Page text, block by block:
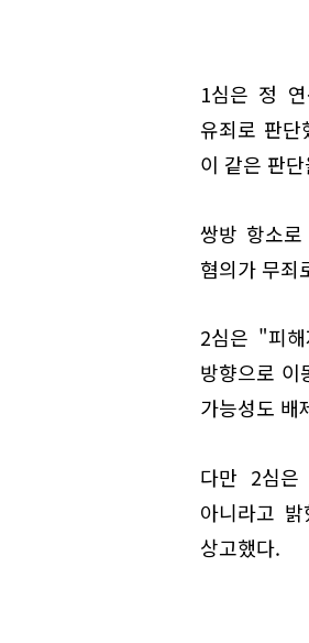
1심은 정
유죄로 판
이 같은 판
쌍방 항소
혐의가 무죄
2심은 "피
방향으로 이
가능성도 배
다만 2심은
아니라고
상고했다.